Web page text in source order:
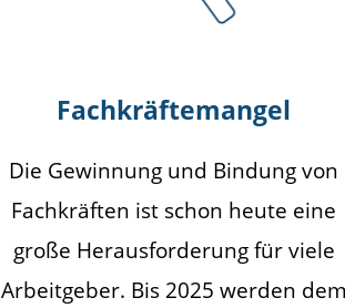
Fachkräftemangel
Die Gewinnung und Bindung von
Fachkräften ist schon heute eine
große Herausforderung für viele
Arbeitgeber. Bis 2025 werden